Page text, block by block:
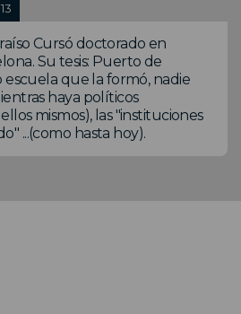
Cursó doctorado en
Su tesis: Puerto de
escuela que la formó, nadie
haya políticos
mismos), las "instituciones
...(como hasta hoy).